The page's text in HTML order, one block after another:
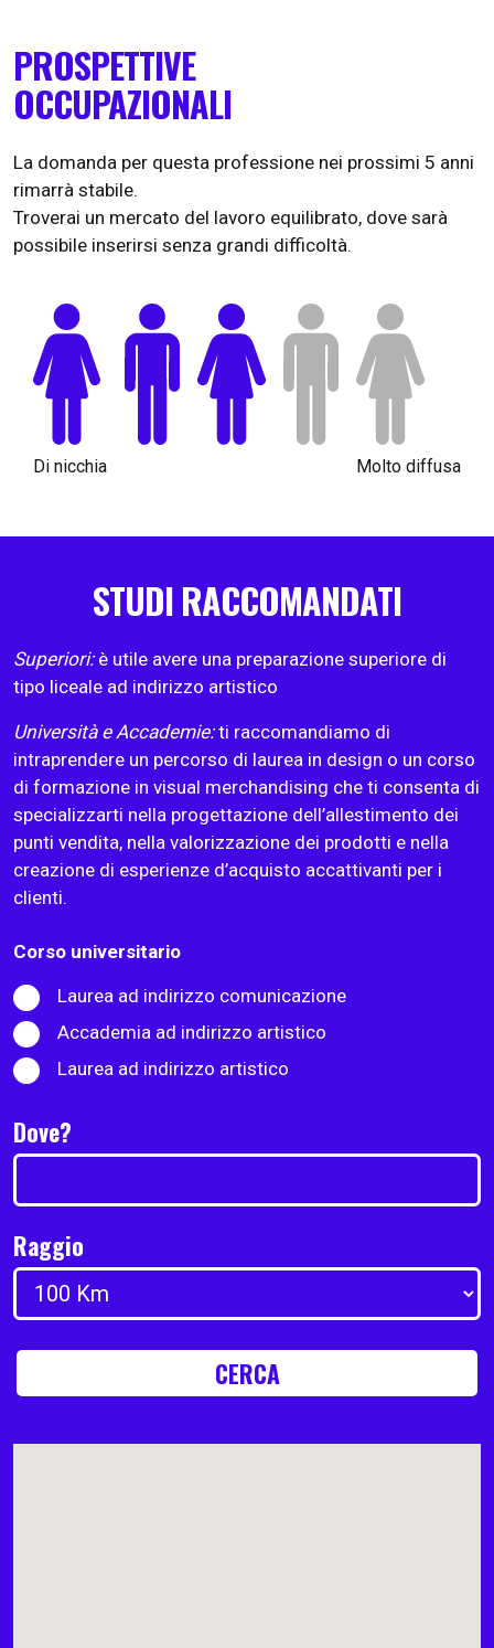
PROSPETTIVE
OCCUPAZIONALI
La domanda per questa professione nei prossimi 5 anni
rimarrà stabile.
Troverai un mercato del lavoro equilibrato, dove sarà
possibile inserirsi senza grandi difficoltà.
Di nicchia Molto diffusa
STUDI RACCOMANDATI
Superiori:è utile avere una preparazione superiore di
tipo liceale ad indirizzo artistico
Università e Accademie:ti raccomandiamo di
intraprendere un percorso di laurea in design o un corso
di formazione in visual merchandising che ti consenta di
specializzarti nella progettazione dell’allestimento dei
punti vendita, nella valorizzazione dei prodotti e nella
creazione di esperienze d’acquisto accattivanti per i
clienti.
Corso universitario
Laurea ad indirizzo comunicazione
Accademia ad indirizzo artistico
Laurea ad indirizzo artistico
Dove?
Raggio
CERCA